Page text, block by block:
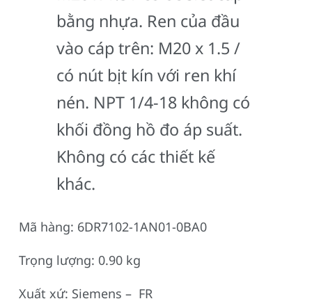
bằng nhựa. Ren của đầu
vào cáp trên: M20 x 1.5 /
có nút bịt kín với ren khí
nén. NPT 1/4-18 không có
khối đồng hồ đo áp suất.
Không có các thiết kế
khác.
Mã hàng: 6DR7102-1AN01-0BA0
Trọng lượng: 0.90 kg
Xuất xứ: Siemens – FR